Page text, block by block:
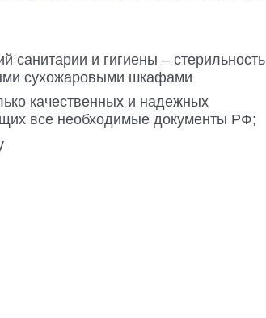
санитарии и гигиены – стерильность
сухожаровыми шкафами
качественных и надежных
все необходимые документы РФ;